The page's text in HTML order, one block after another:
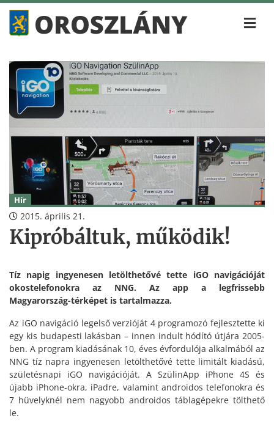
Hír
2015. április 21.
Kipróbáltuk, működik!
Tíz napig ingyenesen letölthetővé tette iGO navigációját
okostelefonokra az NNG. Az app a legfrissebb
Magyarország-térképet is tartalmazza.
Az iGO navigáció legelső verzióját 4 programozó fejlesztette ki
egy kis budapesti lakásban – innen indult hódító útjára 2005-
ben. A program kiadásának 10, éves évfordulója alkalmából az
NNG tíz napra ingyenesen letölthetővé tette limitált kiadású,
születésnapi iGO navigációját. A SzülinApp iPhone 4S és
újabb iPhone-okra, iPadre, valamint androidos telefonokra és
7 hüvelyknél nem nagyobb androidos táblagépekre tölthető
le.